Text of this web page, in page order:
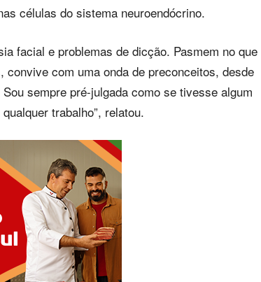
células do sistema neuroendócrino.
facial e problemas de dicção. Pasmem no que
com uma onda de preconceitos, desde
sempre pré-julgada como se tivesse algum
trabalho”, relatou.